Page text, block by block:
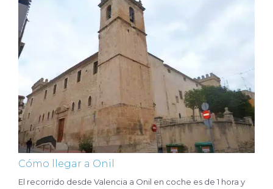
Cómo llegar a Onil
El recorrido desde Valencia a Onil en coche es de 1 hora y